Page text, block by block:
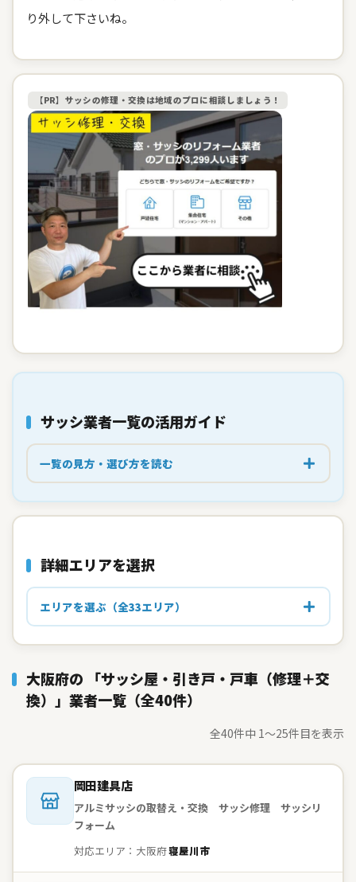
り外して下さいね。
【PR】サッシの修理・交換は地域のプロに相談しましょう！
サッシ業者一覧の活用ガイド
一覧の見方・選び方を読む
詳細エリアを選択
エリアを選ぶ（全33エリア）
大阪府の 「サッシ屋・引き戸・戸車（修理＋交
換）」業者一覧（全40件）
全40件中 1〜25件目を表示
会社名：
岡田建具店
アルミサッシの取替え・交換 サッシ修理 サッシリ
フォーム
対応エリア：大阪府寝屋川市